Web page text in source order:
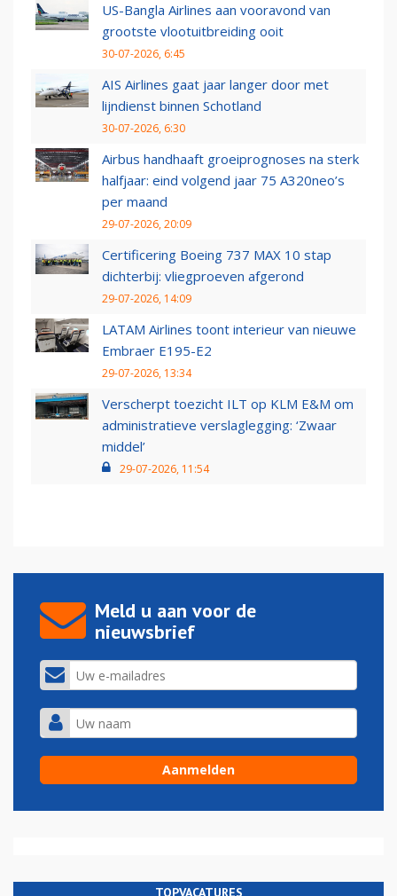
US-Bangla Airlines aan vooravond van
grootste vlootuitbreiding ooit
30-07-2026, 6:45
AIS Airlines gaat jaar langer door met
lijndienst binnen Schotland
30-07-2026, 6:30
Airbus handhaaft groeiprognoses na sterk
halfjaar: eind volgend jaar 75 A320neo’s
per maand
29-07-2026, 20:09
Certificering Boeing 737 MAX 10 stap
dichterbij: vliegproeven afgerond
29-07-2026, 14:09
LATAM Airlines toont interieur van nieuwe
Embraer E195-E2
29-07-2026, 13:34
Verscherpt toezicht ILT op KLM E&M om
administratieve verslaglegging: ‘Zwaar
middel’
29-07-2026, 11:54
Meld u aan voor de
nieuwsbrief
TOPVACATURES